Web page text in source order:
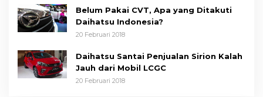
Belum Pakai CVT, Apa yang Ditakuti
Daihatsu Indonesia?
20 Februari 2018
Daihatsu Santai Penjualan Sirion Kalah
Jauh dari Mobil LCGC
20 Februari 2018